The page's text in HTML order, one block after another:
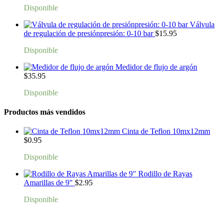
Disponible
Válvula
de regulación de presiónpresión: 0-10 bar $15.95
Disponible
Medidor de flujo de argón
$35.95
Disponible
Productos más vendidos
Cinta de Teflon 10mx12mm
$0.95
Disponible
Rodillo de Rayas
Amarillas de 9" $2.95
Disponible